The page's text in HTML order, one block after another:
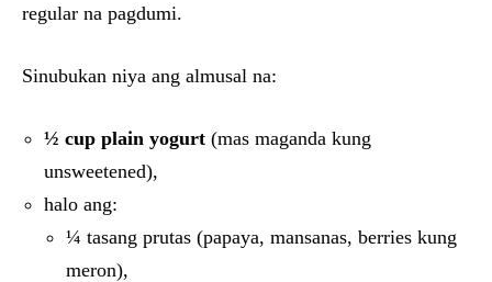
regular na pagdumi.
Sinubukan niya ang almusal na:
½ cup plain yogurt (mas maganda kung
unsweetened),
halo ang:
¼ tasang prutas (papaya, mansanas, berries kung
meron),